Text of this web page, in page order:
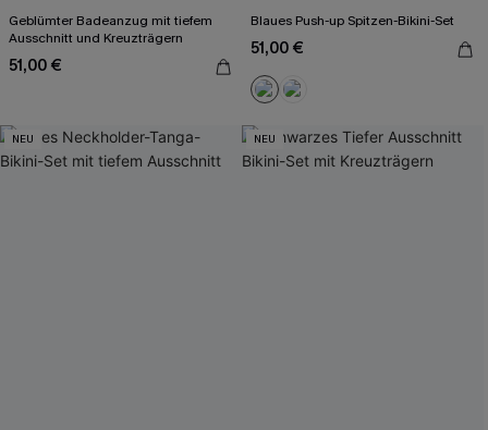
Geblümter Badeanzug mit tiefem
Ausschnitt und Kreuzträgern
51,00 €
Blaues Push-up Spitzen-Bikini-Set
51,00 €
NEU NEU